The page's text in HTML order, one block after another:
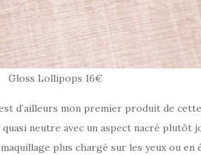
Gloss Lollipops 16€
d’ailleurs mon premier produit de
neutre avec un aspect nacré plutôt
plus chargé sur les yeux ou en